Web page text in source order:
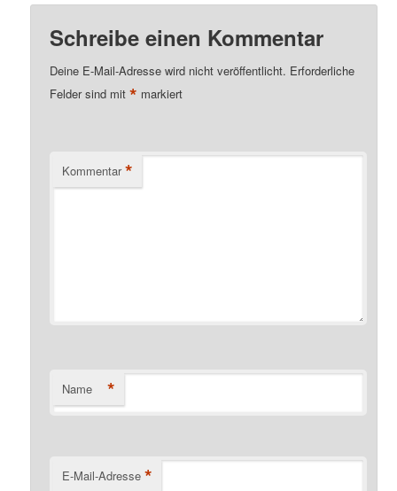
Schreibe einen Kommentar
Deine E-Mail-Adresse wird nicht veröffentlicht. Erforderliche
Felder sind mit* markiert
Kommentar *
Name *
E-Mail-Adresse *